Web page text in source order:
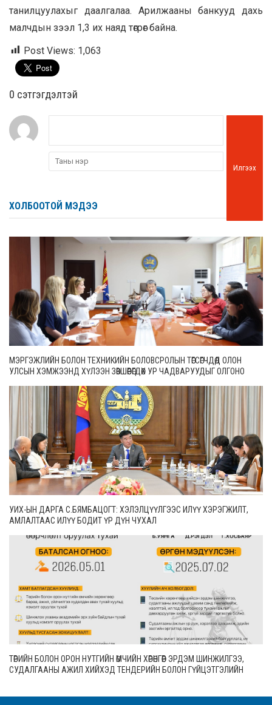
танилцуулахыг даалгалаа. Арилжааны банкууд дахь
малчдын зээл 1,3 их наяд төгрөг байна.
Post Views: 1,063
0 cэтгэгдэлтэй
Илгээх
ХОЛБООТОЙ МЭДЭЭ
МЭРГЭЖЛИЙН БОЛОН ТЕХНИКИЙН БОЛОВСРОЛЫН ТӨГСӨГЧДӨД ОЛОН
УЛСЫН ХЭМЖЭЭНД ХҮЛЭЭН ЗӨВШӨӨРӨГДӨХ УР ЧАДВАРУУДЫГ ОЛГОНО
УИХ-ЫН ДАРГА С.БЯМБАЦОГТ: ХЭЛЭЛЦҮҮЛГЭЭС ИЛҮҮ ХЭРЭГЖИЛТ,
АМЛАЛТААС ИЛҮҮ БОДИТ ҮР ДҮН ЧУХАЛ
ТӨРИЙН БОЛОН ОРОН НУТГИЙН ӨМЧИЙН ХӨРӨНГӨӨР ЭРДЭМ ШИНЖИЛГЭЭ,
СУДАЛГААНЫ АЖИЛ ХИЙХЭД ТЕНДЕРИЙН БОЛОН ГҮЙЦЭТГЭЛИЙН